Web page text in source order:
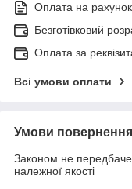
Оплата на рахунок
Безготівковий
Оплата за
Всі умови оплати
Умови повернення
Законом не
належної якості